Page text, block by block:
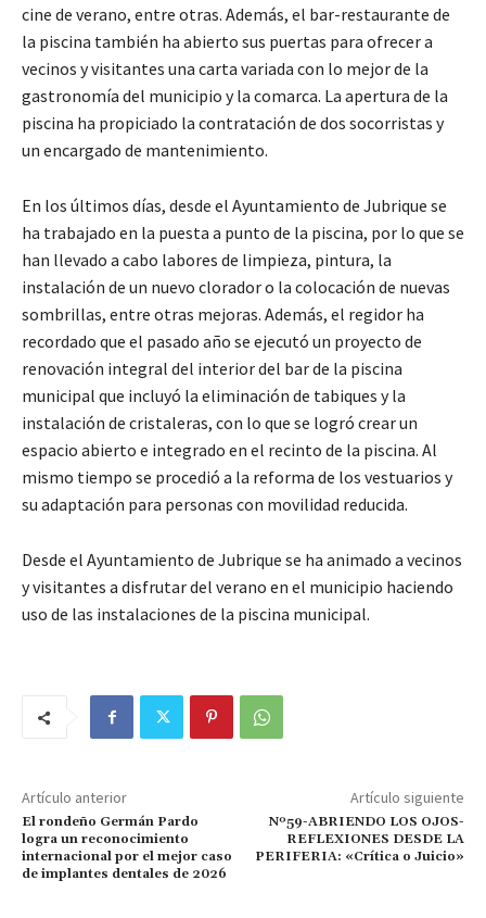
cine de verano, entre otras. Además, el bar-restaurante de
la piscina también ha abierto sus puertas para ofrecer a
vecinos y visitantes una carta variada con lo mejor de la
gastronomía del municipio y la comarca. La apertura de la
piscina ha propiciado la contratación de dos socorristas y
un encargado de mantenimiento.
En los últimos días, desde el Ayuntamiento de Jubrique se
ha trabajado en la puesta a punto de la piscina, por lo que se
han llevado a cabo labores de limpieza, pintura, la
instalación de un nuevo clorador o la colocación de nuevas
sombrillas, entre otras mejoras. Además, el regidor ha
recordado que el pasado año se ejecutó un proyecto de
renovación integral del interior del bar de la piscina
municipal que incluyó la eliminación de tabiques y la
instalación de cristaleras, con lo que se logró crear un
espacio abierto e integrado en el recinto de la piscina. Al
mismo tiempo se procedió a la reforma de los vestuarios y
su adaptación para personas con movilidad reducida.
Desde el Ayuntamiento de Jubrique se ha animado a vecinos
y visitantes a disfrutar del verano en el municipio haciendo
uso de las instalaciones de la piscina municipal.
Artículo anterior
El rondeño Germán Pardo
logra un reconocimiento
internacional por el mejor caso
de implantes dentales de 2026
Artículo siguiente
Nº59-ABRIENDO LOS OJOS-
REFLEXIONES DESDE LA
PERIFERIA: «Crítica o Juicio»